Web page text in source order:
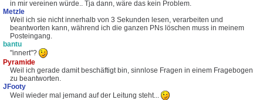
in mir vereinen würde.. Tja dann, wäre das kein Problem.
Metzle
Weil ich sie nicht innerhalb von 3 Sekunden lesen, verarbeiten und
beantworten kann, während ich die ganzen PNs löschen muss in meinem
Posteingang.
bantu
"innert"?
Pyramide
Weil ich gerade damit beschäftigt bin, sinnlose Fragen in einem Fragebogen
zu beantworten.
JFooty
Weil wieder mal jemand auf der Leitung steht...